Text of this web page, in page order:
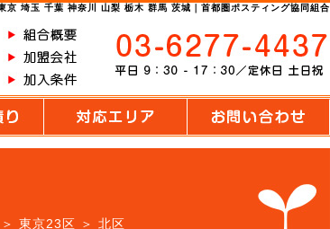
京 埼玉 千葉 神奈川 山梨 栃木 群馬 茨城｜首都圏ポスティング協同組合
＞ 東京23区 ＞ 北区